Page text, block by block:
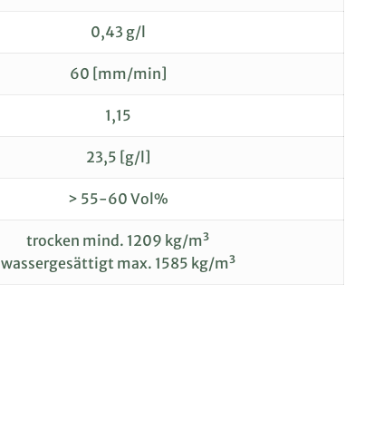
0,43 g/l
60 [mm/min]
1,15
23,5 [g/l]
> 55-60 Vol%
trocken mind. 1209 kg/m³
wassergesättigt max. 1585 kg/m³